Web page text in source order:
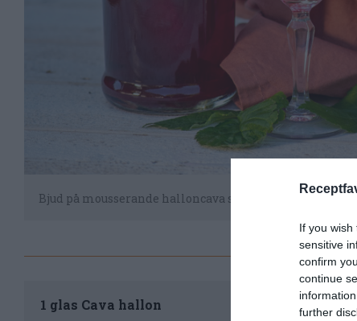
If you
sensitive
confirm
continue
further
Bjud på mousserande halloncava som fördrink eller
1 glas Cava hallon